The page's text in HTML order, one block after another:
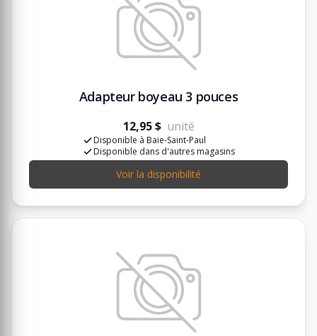
Adapteur boyeau 3 pouces
12,95 $ unité
Disponible à Baie-Saint-Paul
Disponible dans d'autres magasins
Voir la disponibilité